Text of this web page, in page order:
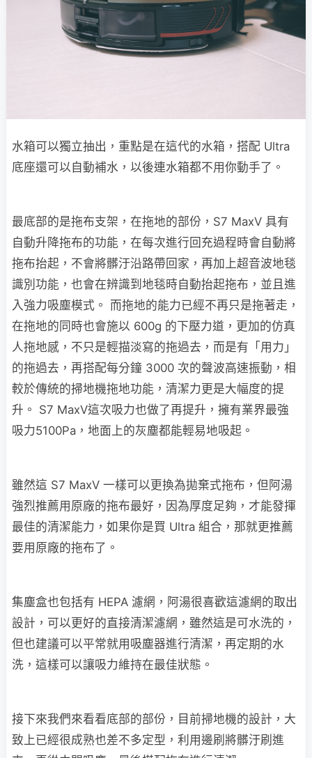
水箱可以獨立抽出，重點是在這代的水箱，搭配 Ultra
底座還可以自動補水，以後連水箱都不用你動手了。
最底部的是拖布支架，在拖地的部份，S7 MaxV 具有
自動升降拖布的功能，在每次進行回充過程時會自動將
拖布抬起，不會將髒汙沿路帶回家，再加上超音波地毯
識別功能，也會在辨識到地毯時自動抬起拖布，並且進
入強力吸塵模式。 而拖地的能力已經不再只是拖著走，
在拖地的同時也會施以 600g 的下壓力道，更加的仿真
人拖地感，不只是輕描淡寫的拖過去，而是有「用力」
的拖過去，再搭配每分鐘 3000 次的聲波高速振動，相
較於傳統的掃地機拖地功能，清潔力更是大幅度的提
升。 S7 MaxV這次吸力也做了再提升，擁有業界最強
吸力5100Pa，地面上的灰塵都能輕易地吸起。
雖然這 S7 MaxV 一樣可以更換為拋棄式拖布，但阿湯
強烈推薦用原廠的拖布最好，因為厚度足夠，才能發揮
最佳的清潔能力，如果你是買 Ultra 組合，那就更推薦
要用原廠的拖布了。
集塵盒也包括有 HEPA 濾網，阿湯很喜歡這濾網的取出
設計，可以更好的直接清潔濾網，雖然這是可水洗的，
但也建議可以平常就用吸塵器進行清潔，再定期的水
洗，這樣可以讓吸力維持在最佳狀態。
接下來我們來看看底部的部份，目前掃地機的設計，大
致上已經很成熟也差不多定型，利用邊刷將髒汙刷進